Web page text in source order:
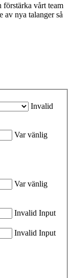
vårt team
av nya talanger så
Invalid
Var vänlig
Var vänlig
Invalid Input
Invalid Input